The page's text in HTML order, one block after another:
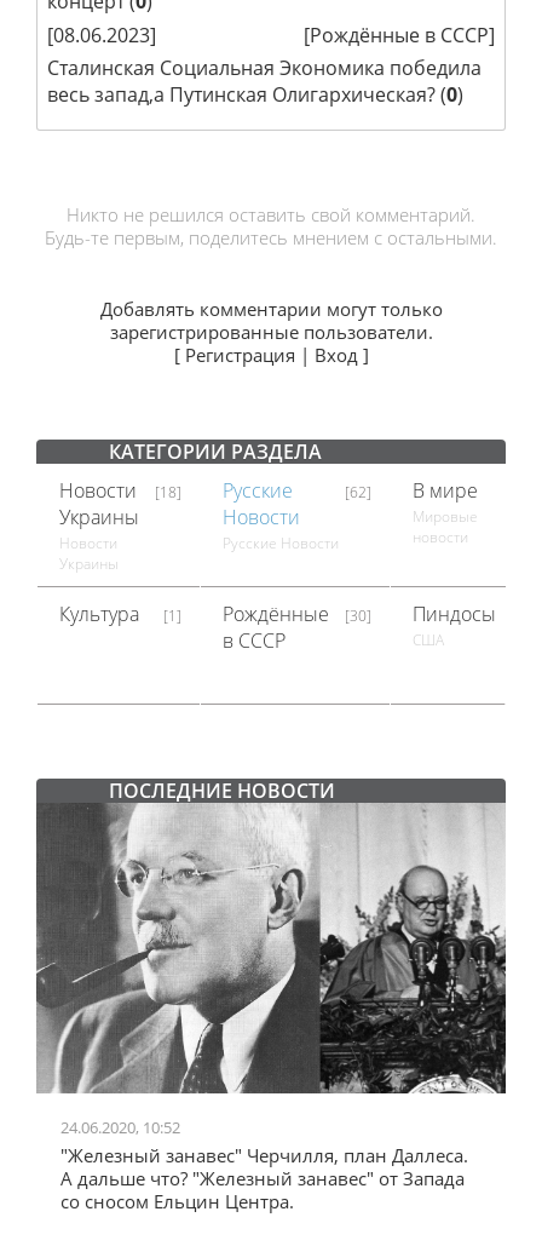
[08.06.2023]
[Рождённые в СССР]
Сталинская Социальная Экономика победила
весь запад,а Путинская Олигархическая?(0)
Никто не решился оставить свой комментарий.
Будь-те первым, поделитесь мнением с остальными.
Добавлять комментарии могут только
зарегистрированные пользователи.
[ Регистрация | Вход ]
КАТЕГОРИИ РАЗДЕЛА
Новости
Украины
[18]
Новости
Украины
Русские
Новости
[62]
Русские Новости
В мире
Мировые
новости
Культура [1]
Рождённые
в СССР
[30] Пиндосы
США
ПОСЛЕДНИЕ НОВОСТИ
24.06.2020, 10:52
"Железный занавес" Черчилля, план Даллеса.
А дальше что? "Железный занавес" от Запада
со сносом Ельцин Центра.